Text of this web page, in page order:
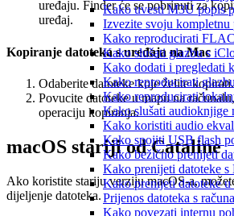
Kako uvesti M3U popis
Izvezite svoju kompletnu
Kako reproducirati
Kako slušati glazbu s
Kako dodati i pregledati
Kako reproducirati
Kako reproducirati
Kako slušati audioknjige
Kako koristiti audio
Kako spojiti USB flash
Kako bežično prenijeti
Kako prenijeti datoteke
Kako prenijeti datoteke
Prijenos datoteka s
Kako povezati internu
uređaju. Finder će se pobrinuti za
uređaj.
Kopiranje datoteka s uređaja na Mac
Odaberite datoteke koje želite kopirati.
Povucite datoteke u mapu na
operaciju kopiranja.
macOS stariji od Cataline
Ako koristite stariju verziju macOS-a,
dijeljenje datoteka.